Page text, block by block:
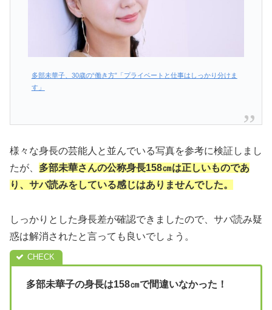
多部未華子、30歳の“働き方”「プライベートと仕事はしっかり分けま
す」
様々な身長の芸能人と並んでいる写真を参考に検証しまし
たが、 多部未華さんの公称身長158㎝は正しいものであ
り、サバ読みをしている感じはありませんでした。
しっかりとした身長差が確認できましたので、サバ読み疑
惑は解消されたと言っても良いでしょう。
多部未華子の身長は158㎝で間違いなかった！